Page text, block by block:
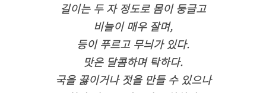
길이는 두 자 정도로 몸이 둥글고
비늘이 매우 잘며,
등이 푸르고 무늬가 있다.
맛은 달콤하며 탁하다.
국을 끓이거나 젓을 만들 수 있으나